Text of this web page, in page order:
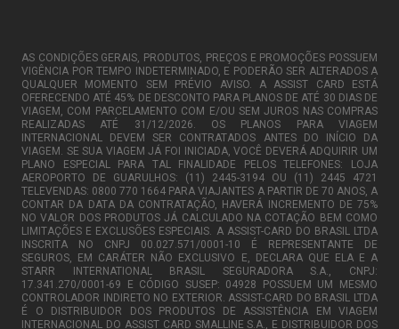
AS CONDIÇÕES GERAIS, PRODUTOS, PREÇOS E PROMOÇÕES POSSUEM
VIGÊNCIA POR TEMPO INDETERMINADO, E PODERÃO SER ALTERADOS A
QUALQUER MOMENTO SEM PRÉVIO AVISO. A ASSIST CARD ESTÁ
OFERECENDO ATÉ 45% DE DESCONTO PARA PLANOS DE ATÉ 30 DIAS DE
VIAGEM, COM PARCELAMENTO COM E/OU SEM JUROS NAS COMPRAS
REALIZADAS ATÉ 31/12/2026. OS PLANOS PARA VIAGEM
INTERNACIONAL DEVEM SER CONTRATADOS ANTES DO INÍCIO DA
VIAGEM. SE SUA VIAGEM JÁ FOI INICIADA, VOCÊ DEVERÁ ADQUIRIR UM
PLANO ESPECIAL PARA TAL FINALIDADE PELOS TELEFONES: LOJA
AEROPORTO DE GUARULHOS: (11) 2445-3194 OU (11) 2445 4721
TELEVENDAS: 0800 770 1664 PARA VIAJANTES A PARTIR DE 70 ANOS, A
CONTAR DA DATA DA CONTRATAÇÃO, HAVERÁ INCREMENTO DE 75%
NO VALOR DOS PRODUTOS JÁ CALCULADO NA COTAÇÃO BEM COMO
LIMITAÇÕES E EXCLUSÕES ESPECIAIS. A ASSIST-CARD DO BRASIL LTDA
INSCRITA NO CNPJ 00.027.571/0001-10 É REPRESENTANTE DE
SEGUROS, EM CARÁTER NÃO EXCLUSIVO E, DECLARA QUE ELA E A
STARR INTERNATIONAL BRASIL SEGURADORA S.A., CNPJ:
17.341.270/0001-69 E CÓDIGO SUSEP: 04928 POSSUEM UM MESMO
CONTROLADOR INDIRETO NO EXTERIOR. ASSIST-CARD DO BRASIL LTDA
É O DISTRIBUIDOR DOS PRODUTOS DE ASSISTÊNCIA EM VIAGEM
INTERNACIONAL DO ASSIST CARD SMALLINE S.A., E DISTRIBUIDOR DOS